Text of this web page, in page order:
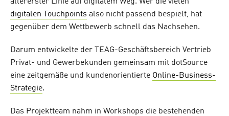
digitalen Touchpoints also nicht passend bespielt, hat
gegenüber dem Wettbewerb schnell das Nachsehen.
Darum entwickelte der TEAG-Geschäftsbereich Vertrieb
Privat- und Gewerbekunden gemeinsam mit dotSource
eine zeitgemäße und kundenorientierte Online-Business-
Strategie.
Das Projektteam nahm in Workshops die bestehenden